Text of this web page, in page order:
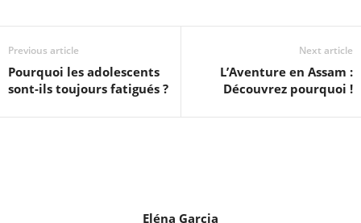
Previous article
Pourquoi les adolescents
sont-ils toujours fatigués ?
Next article
L’Aventure en Assam :
Découvrez pourquoi !
Eléna Garcia